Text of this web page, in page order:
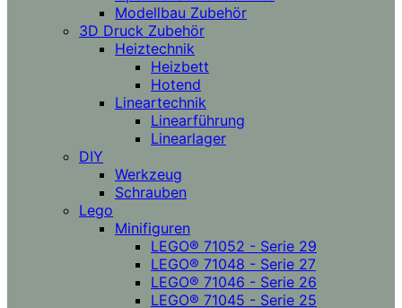
Modellbau Zubehör
3D Druck Zubehör
Heiztechnik
Heizbett
Hotend
Lineartechnik
Linearführung
Linearlager
DIY
Werkzeug
Schrauben
Lego
Minifiguren
LEGO® 71052 - Serie 29
LEGO® 71048 - Serie 27
LEGO® 71046 - Serie 26
LEGO® 71045 - Serie 25